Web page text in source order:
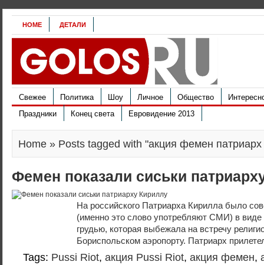
HOME ДЕТАЛИ
Свежее Политика Шоу Личное Общество
Праздники
Конец света Евровидение 2013
Home » Posts tagged with "акция фемен
Фемен показали сиськи
На российского Патриарха Кирилла было
(именно это слово употребляют СМИ) в
грудью, которая выбежала на встречу
Бориспольском аэропорту. Патриарх
Tags: Pussi Riot, акция Pussi Riot, акция фемен,